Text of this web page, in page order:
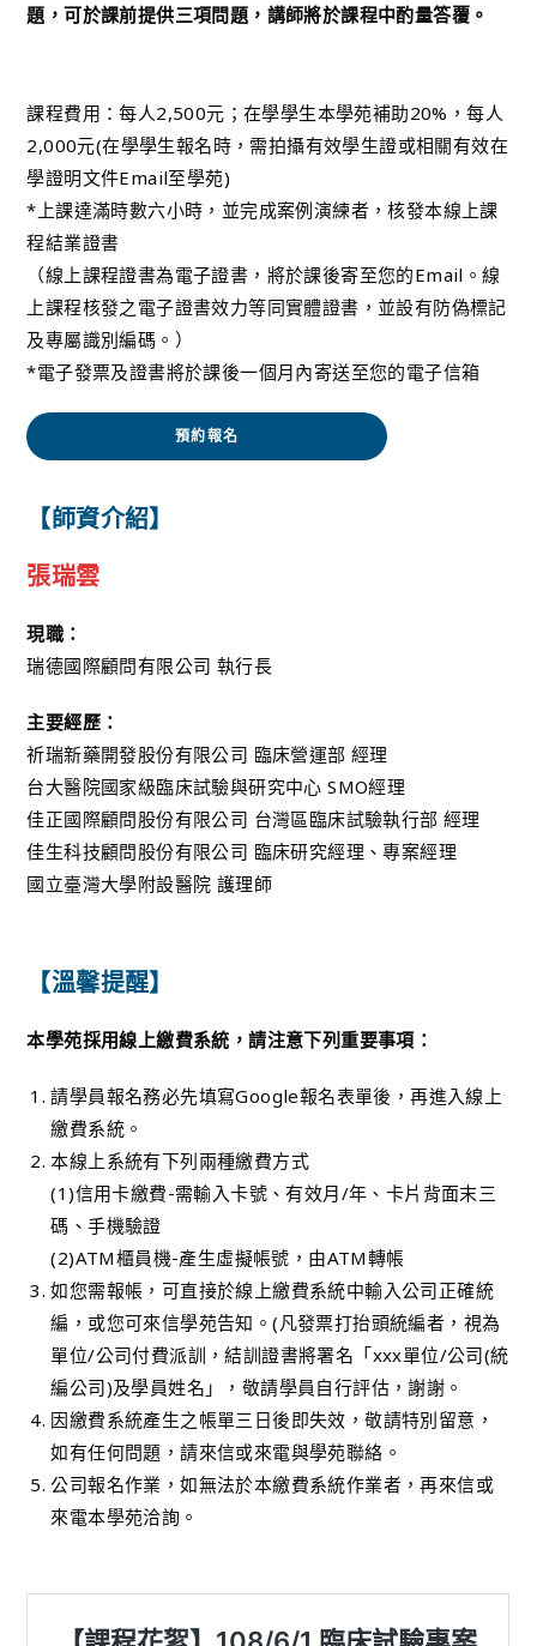
題，可於課前提供三項問題，講師將於課程中酌量答覆。
課程費用：每人2,500元；在學學生本學苑補助20%，每人
2,000元(在學學生報名時，需拍攝有效學生證或相關有效在
學證明文件Email至學苑)
*上課達滿時數六小時，並完成案例演練者，核發本線上課
程結業證書
（線上課程證書為電子證書，將於課後寄至您的Email。線
上課程核發之電子證書效力等同實體證書，並設有防偽標記
及專屬識別編碼。）
*電子發票及證書將於課後一個月內寄送至您的電子信箱
預約報名
【師資介紹】
張瑞雲
現職：
瑞德國際顧問有限公司 執行長
主要經歷：
祈瑞新藥開發股份有限公司 臨床營運部 經理
台大醫院國家級臨床試驗與研究中心 SMO經理
佳正國際顧問股份有限公司 台灣區臨床試驗執行部 經理
佳生科技顧問股份有限公司 臨床研究經理、專案經理
國立臺灣大學附設醫院 護理師
【溫馨提醒】
本學苑採用線上繳費系統，請注意下列重要事項：
請學員報名務必先填寫Google報名表單後，再進入線上
繳費系統。
本線上系統有下列兩種繳費方式
(1)信用卡繳費-需輸入卡號、有效月/年、卡片背面末三
碼、手機驗證
(2)ATM櫃員機-產生虛擬帳號，由ATM轉帳
如您需報帳，可直接於線上繳費系統中輸入公司正確統
編，或您可來信學苑告知。(凡發票打抬頭統編者，視為
單位/公司付費派訓，結訓證書將署名「xxx單位/公司(統
編公司)及學員姓名」，敬請學員自行評估，謝謝。
因繳費系統產生之帳單三日後即失效，敬請特別留意，
如有任何問題，請來信或來電與學苑聯絡。
公司報名作業，如無法於本繳費系統作業者，再來信或
來電本學苑洽詢。